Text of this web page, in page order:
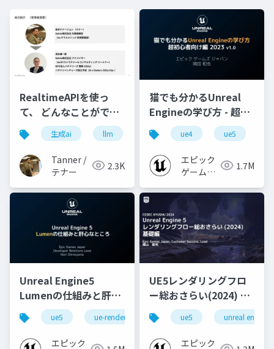
RealtimeAPIを使っ
て、 どんなことができ
るかを検証してみる
生成ai llm realtimeapi openai
Tanner /
テナー
2.3K
猫でも分かるUnreal
Engineの学び方 - 超初
心者向け編 - 2023 v1.0
ue4 ue5
エピック
ゲームズ
1.7M
Unreal Engine5
Lumenの仕組みと肝心
なところ
ue5 ue-rendering ue-lumen
エピック
UE5レンダリングフロ
ー総おさらい(2024) 基
礎編！
[CEDEC+KYUSHU
2024]
ue5 unreal engine
エピック